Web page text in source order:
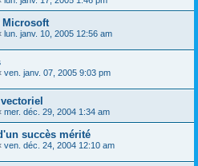
Microsoft
lun. janv. 10, 2005 12:56 am
ven. janv. 07, 2005 9:03 pm
mer. déc. 29, 2004 1:34 am
succès mérité
ven. déc. 24, 2004 12:10 am